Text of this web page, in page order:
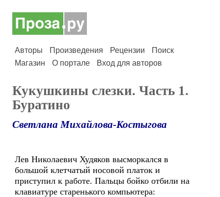
Авторы Произведения Рецензии
Поиск
Магазин
О портале Вход для авторов
Кукушкины слезки. Часть 1.
Буратино
Светлана Михайлова-Костыгова
Лев Николаевич Худяков высморкался в
большой клетчатый носовой платок и
приступил к работе. Пальцы бойко отбили на
клавиатуре старенького компьютера: